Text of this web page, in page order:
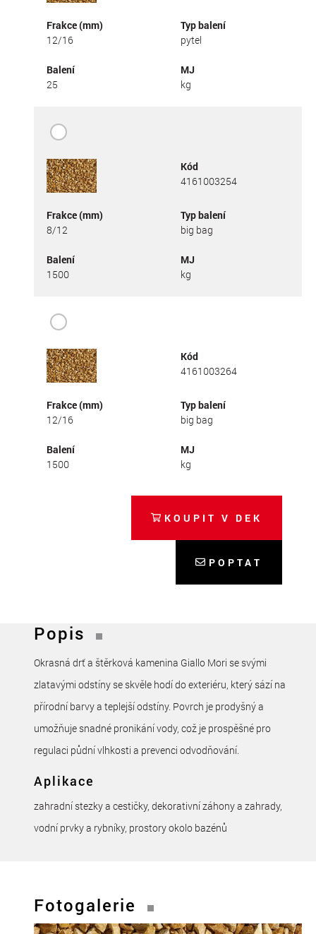
Frakce (mm)
12/16
Typ balení
pytel
Balení
25
MJ
kg
Kód
4161003254
Frakce (mm)
8/12
Typ balení
big bag
Balení
1500
MJ
kg
Kód
4161003264
Frakce (mm)
12/16
Typ balení
big bag
Balení
1500
MJ
kg
KOUPIT V DEK
POPTAT
Popis
Okrasná drť a štěrková kamenina Giallo Mori se svými
zlatavými odstíny se skvěle hodí do exteriéru, který sází na
přírodní barvy a teplejší odstíny. Povrch je prodyšný a
umožňuje snadné pronikání vody, což je prospěšné pro
regulaci půdní vlhkosti a prevenci odvodňování.
Aplikace
zahradní stezky a cestičky, dekorativní záhony a zahrady,
vodní prvky a rybníky, prostory okolo bazénů
Fotogalerie